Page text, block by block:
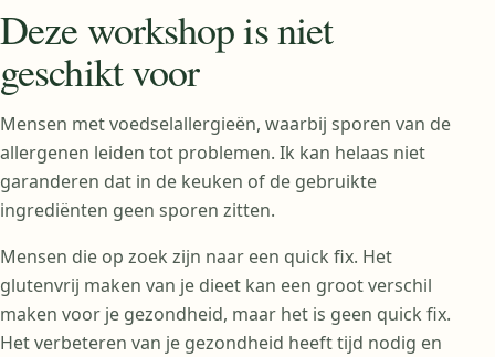
Deze workshop is niet
geschikt voor
Mensen met voedselallergieën, waarbij sporen van de
allergenen leiden tot problemen. Ik kan helaas niet
garanderen dat in de keuken of de gebruikte
ingrediënten geen sporen zitten.
Mensen die op zoek zijn naar een quick fix. Het
glutenvrij maken van je dieet kan een groot verschil
maken voor je gezondheid, maar het is geen quick fix.
Het verbeteren van je gezondheid heeft tijd nodig en